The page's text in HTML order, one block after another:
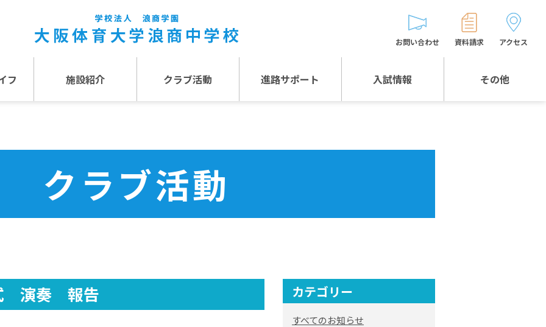
フ 施設紹介 クラブ活動 進路サポート 入試情報 その他
お問い合わせ 資料請求 アクセス
クラブ活動
演奏 報告 カテゴリー
すべてのお知らせ